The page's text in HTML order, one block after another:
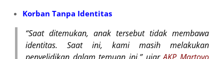
Korban Tanpa Identitas
“Saat ditemukan, anak tersebut tidak membawa
identitas. Saat ini, kami masih melakukan